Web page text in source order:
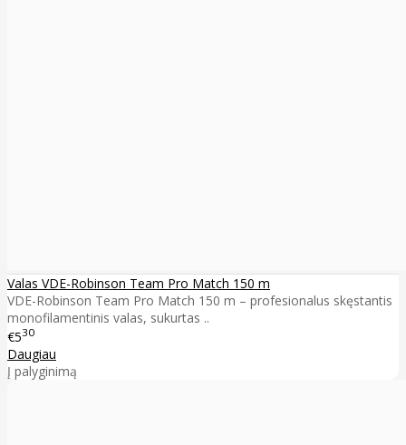
Valas VDE-Robinson Team Pro Match 150 m
VDE-Robinson Team Pro Match 150 m – profesionalus skęstantis
monofilamentinis valas, sukurtas ..
€530
Daugiau
Į palyginimą